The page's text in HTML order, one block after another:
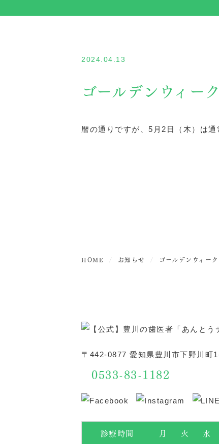
2024.04.13
ゴールデンウィー
暦の通りですが、5月2日（木）は通
HOME お知らせ ゴールデンウィー
〒442-0877 愛知県豊川市下野川町
0533-83-1182
診療時間 月 火 水